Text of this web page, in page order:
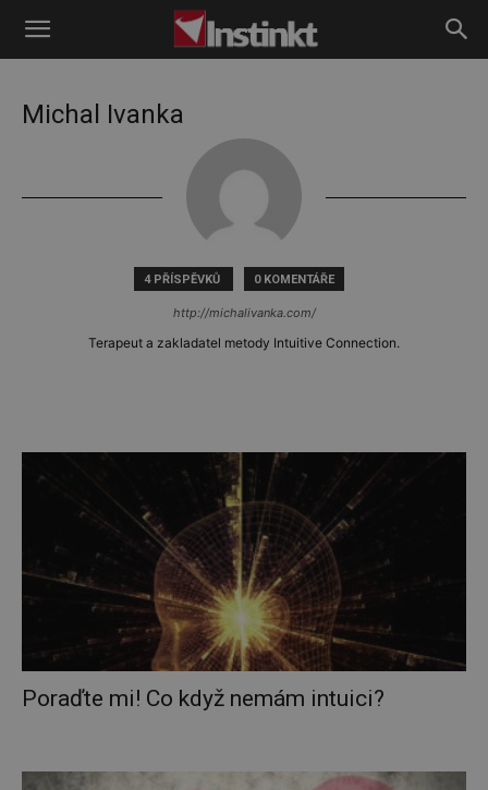
Instinkt
Michal Ivanka
4 PŘÍSPĚVKŮ 0 KOMENTÁŘE
http://michalivanka.com/
Terapeut a zakladatel metody Intuitive Connection.
Poraďte mi! Co když nemám intuici?